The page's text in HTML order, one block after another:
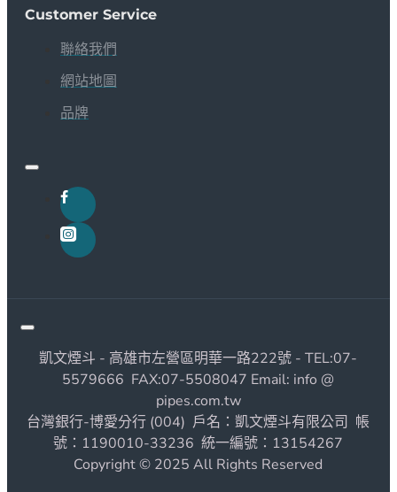
Customer Service
聯絡我們
網站地圖
品牌
凱文煙斗 - 高雄市左營區明華一路222號 - TEL:07-
5579666 FAX:07-5508047 Email: info @
pipes.com.tw
台灣銀行-博愛分行 (004) 戶名：凱文煙斗有限公司 帳
號：1190010-33236 統一編號：13154267
Copyright © 2025 All Rights Reserved